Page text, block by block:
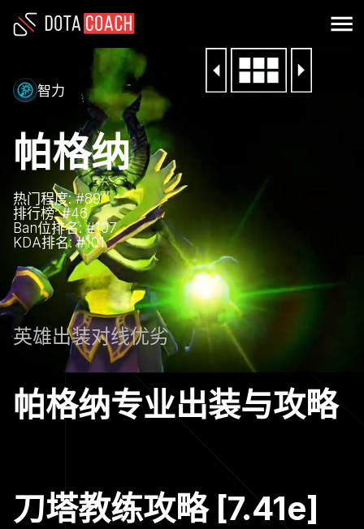
智力
帕格纳
热门程度: #89
排行榜: #46
Ban位排名: #107
KDA排名: #101
英雄出装对线优劣
帕格纳专业出装与攻略
刀塔教练攻略 [7.41e]